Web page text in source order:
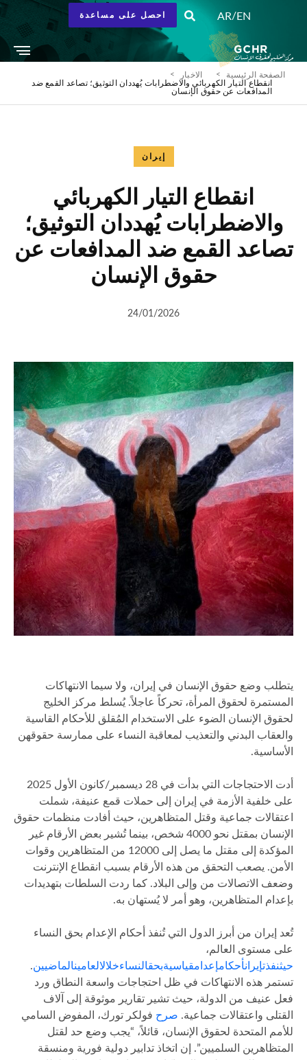
EN
/
AR احصل على مساعدة
الصفحة الرئيسية
الاخبار
انقطاع التيار الكهربائي والاضطرابات يُهددان التوثيق؛ تصاعد القمع ضد
المدافعات عن حقوق الإنسان
إيران
انقطاع التيار الكهربائي
والاضطرابات يُهددان التوثيق؛
تصاعد القمع ضد المدافعات عن
حقوق الإنسان
24/01/2026
يتطلب وضع حقوق الإنسان في إيران، ولا سيما الانتهاكات
المستمرة لحقوق المرأة، تحركاً عاجلاً. يُسلط مركز الخليج
لحقوق الإنسان الضوء على الاستخدام المُقلق للأحكام القاسية
والعقاب البدني والتعذيب لمعاقبة النساء على ممارسة حقوقهن
الأساسية.
أدت الاحتجاجات التي بدأت في 28 ديسمبر/كانون الأول 2025
على خلفية الأزمة في إيران إلى حملات قمع عنيفة، شملت
اعتقالات جماعية وقتل المتظاهرين، حيث أفادت منظمات حقوق
الإنسان بمقتل نحو 4000 شخص، بينما تُشير بعض الأرقام غير
المؤكدة إلى مقتل ما يصل إلى 12000 من المتظاهرين وقوات
الأمن. يصعب التحقق من هذه الأرقام بسبب انقطاع الإنترنت
وضعف الاتصالات من وإلى البلاد. كما ردت السلطات بتهديدات
بإعدام المتظاهرين، وهو أمر لا يُستهان به.
تُعد إيران من أبرز الدول التي تُنفذ أحكام الإعدام بحق النساء
على مستوى العالم،
حيثنفذتإيرانأحكامإعدامقياسيةبحقالنساءخلالالعامينالماضيين.
تستمر هذه الانتهاكات في ظل احتجاجات واسعة النطاق ورد
فعل عنيف من الدولة، حيث تشير تقارير موثوقة إلى آلاف
القتلى واعتقالات جماعية. صرح فولكر تورك، المفوض السامي
للأمم المتحدة لحقوق الإنسان، قائلاً، “يجب وضع حد لقتل
المتظاهرين السلميين”. إن اتخاذ تدابير دولية فورية ومنسقة